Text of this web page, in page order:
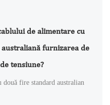
de alimentare cu
furnizarea de
tensiune?
două fire standard australian